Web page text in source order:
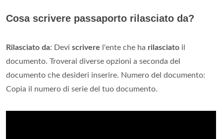
Cosa scrivere passaporto rilasciato da?
Rilasciato da: Devi scrivere l'ente che ha rilasciato il
documento. Troverai diverse opzioni a seconda del
documento che desideri inserire. Numero del documento:
Copia il numero di serie del tuo documento.